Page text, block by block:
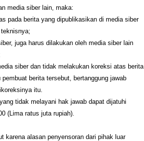
media siber lain, maka:
pada berita yang dipublikasikan di media siber
juga harus dilakukan oleh media siber lain
siber dan tidak melakukan koreksi atas berita
berita tersebut, bertanggung jawab
itu.
tidak melayani hak jawab dapat dijatuhi
(Lima ratus juta rupiah).
karena alasan penyensoran dari pihak luar